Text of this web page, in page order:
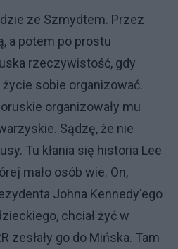
ze Szmydtem. Przez
a potem po prostu
rzeczywistość, gdy
sobie organizować.
organizowały mu
Sądzę, że nie
Tu kłania się historia Lee
mało osób wie. On,
Johna Kennedy'ego
chciał żyć w
zesłały go do Mińska. Tam